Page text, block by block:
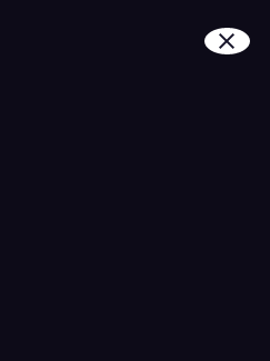
Wat is creativiteit?